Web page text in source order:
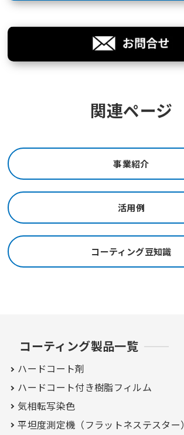
関連ページ
事業紹介
活用例
コーティング豆知識
コーティング製品一覧
ハードコート剤
ハードコート付き樹脂フィルム
気相転写染色
平坦度測定機（フラットネステスター）